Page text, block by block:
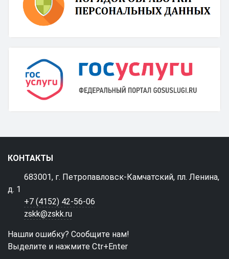
КОНТАКТЫ
683001, г. Петропавловск-Камчатский, пл. Ленина,
д. 1
+7 (4152) 42-56-06
zskk@zskk.ru
Нашли ошибку? Сообщите нам!
Выделите и нажмите Ctr+Enter